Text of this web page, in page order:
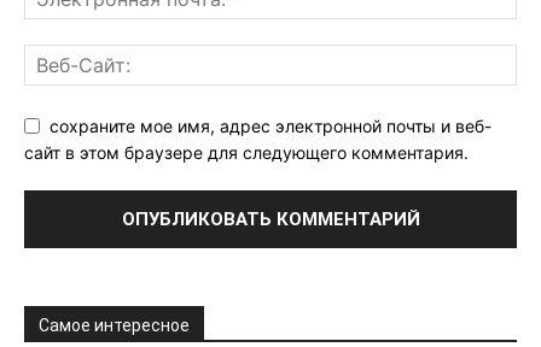
сохраните мое имя, адрес электронной почты и веб-
сайт в этом браузере для следующего комментария.
Самое интересное